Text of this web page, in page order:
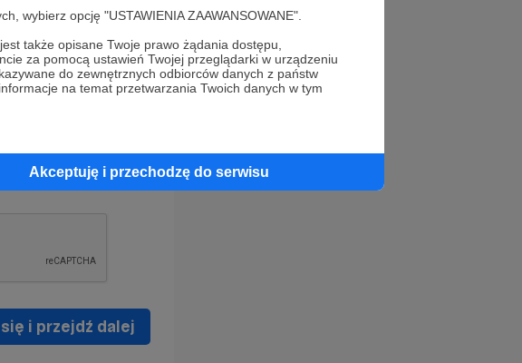
wybierz opcję "USTAWIENIA ZAAWANSOWANE".
także opisane Twoje prawo żądania dostępu,
za pomocą ustawień Twojej przeglądarki w urządzeniu
do zewnętrznych odbiorców danych z państw
na temat przetwarzania Twoich danych w tym
Akceptuję i przechodzę do serwisu
moich danych
rejestracyjnym w celu
Patronite.
Opcja ta może zostać
i przejdź dalej